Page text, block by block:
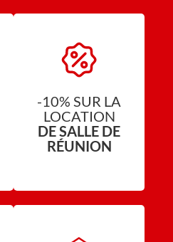
-10% SUR LA
LOCATION
DE SALLE DE
RÉUNION